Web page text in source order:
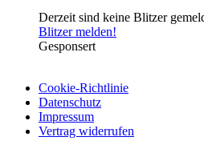
Derzeit sind keine Blitzer
Blitzer melden!
Gesponsert
Cookie-Richtlinie
Datenschutz
Impressum
Vertrag widerrufen